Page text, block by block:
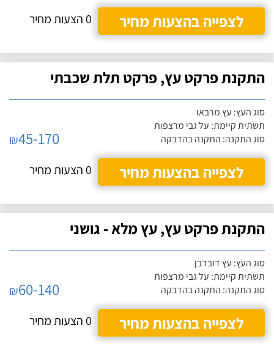
לצפייה בהצעות מחיר 0 הצעות מחיר
התקנת פרקט עץ, פרקט תלת שכבתי
סוג העץ: עץ מרבאו
תשתית קיימת: על גבי מרצפות
סוג התקנה: התקנה בהדבקה
₪45-170
לצפייה בהצעות מחיר
0 הצעות מחיר
התקנת פרקט עץ, עץ מלא - גושני
סוג העץ: עץ דובדבן
תשתית קיימת: על גבי מרצפות
סוג התקנה: התקנה בהדבקה
₪60-140
לצפייה בהצעות מחיר
0 הצעות מחיר